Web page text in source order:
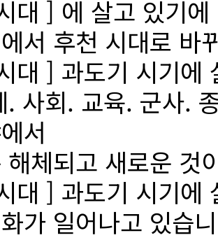
대 ] 에 살고 있기에
서 후천 시대로 바
대 ] 과도기 시기에
. 사회. 교육. 군사.
서
해체되고 새로운 것
대 ] 과도기 시기에
가 일어나고 있습